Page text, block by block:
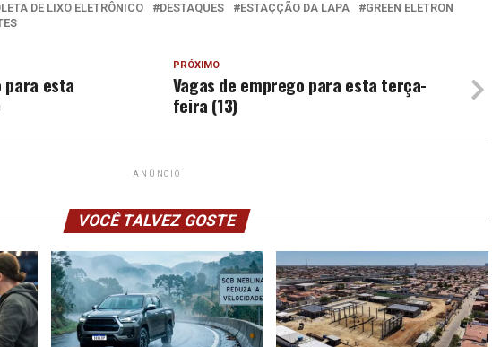
DE LIXO ELETRÔNICO DESTAQUES ESTAÇÇÃO DA LAPA
GREEN ELETRON
PRÓXIMO
Vagas de emprego para esta terça-
feira (13)
para esta
ANÚNCIO
VOCÊ TALVEZ GOSTE